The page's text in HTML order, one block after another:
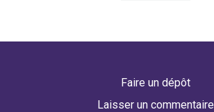
Faire un dépôt
Laisser un commentaire